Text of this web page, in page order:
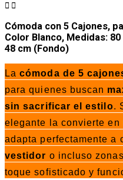
 
Cómoda con 5 Cajones,
Color Blanco, Medidas:
48 cm (Fondo)
Lacómoda de 5
para quienes buscan
sin sacrificar el estilo.
elegante la convierte
adapta perfectamente a
vestidor o incluso
toque sofisticado y